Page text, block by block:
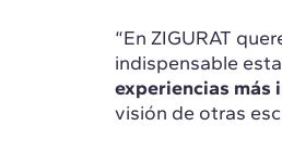
“En ZIGURAT
indispensable
experiencias más
visión de otras